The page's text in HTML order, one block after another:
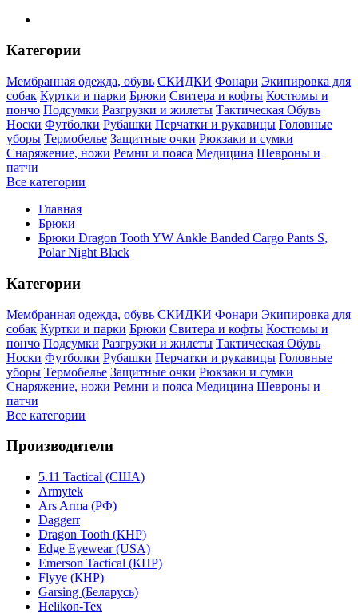
Категории
Мембранная одежда, обувь СКИДКИ Фонари Экипировка для
собак Куртки и парки Брюки Свитера и кофты Костюмы и
пончо Подсумки Разгрузки и жилеты Тактическая Обувь
Носки Футболки Рубашки Перчатки и рукавицы Головные
уборы Термобелье Защитные очки Рюкзаки и сумки
Снаряжение, ножи Ремни и пояса Медицина Шевроны и
патчи
Все категории
Главная
Брюки
Брюки Dragon Tooth YW Ankle Banded Cargo Pants S,
Polar Night Black
Категории
Мембранная одежда, обувь СКИДКИ Фонари Экипировка для
собак Куртки и парки Брюки Свитера и кофты Костюмы и
пончо Подсумки Разгрузки и жилеты Тактическая Обувь
Носки Футболки Рубашки Перчатки и рукавицы Головные
уборы Термобелье Защитные очки Рюкзаки и сумки
Снаряжение, ножи Ремни и пояса Медицина Шевроны и
патчи
Все категории
Производители
5.11 Tactical (США)
Armytek
Ars Arma (РФ)
Daggerr
Dragon Tooth (КНР)
Edge Eyewear (USA)
Emerson Tactical (КНР)
Flyye (КНР)
Garsing (Беларусь)
Helikon-Tex